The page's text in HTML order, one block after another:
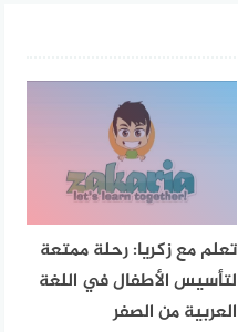
تعلم مع زكريا: رحلة ممتعة
لتأسيس الأطفال في اللغة
العربية من الصفر